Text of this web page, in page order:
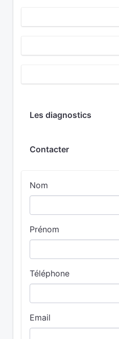
Les diagnostics
Contacter
Nom
Prénom
Téléphone
Email